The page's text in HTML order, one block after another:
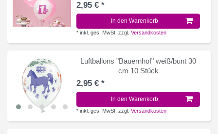
2,95 € *
In den Warenkorb
*inkl. ges. MwSt. zzgl.Versandkosten
Luftballons "Bauernhof" weiß/bunt 30
cm 10 Stück
2,95 € *
In den Warenkorb
*inkl. ges. MwSt. zzgl.Versandkosten